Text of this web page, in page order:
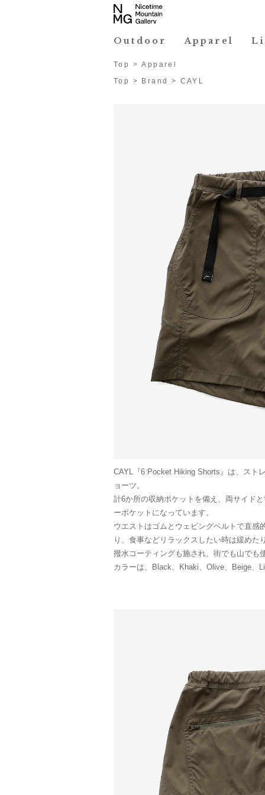
Outdoor Apparel
Top >Apparel
Top
> Brand > CAYL
CAYL『6 Pocket Hiking Shorts』は、スト
ョーツ。
計6か所の収納ポケットを備え、両サイド
ーポケットになっています。
ウエストはゴムとウェビングベルトで直感
り、食事などリラックスしたい時は緩めた
撥水コーティングも施され、街でも山でも
カラーは、Black、Khaki、Olive、Beige、